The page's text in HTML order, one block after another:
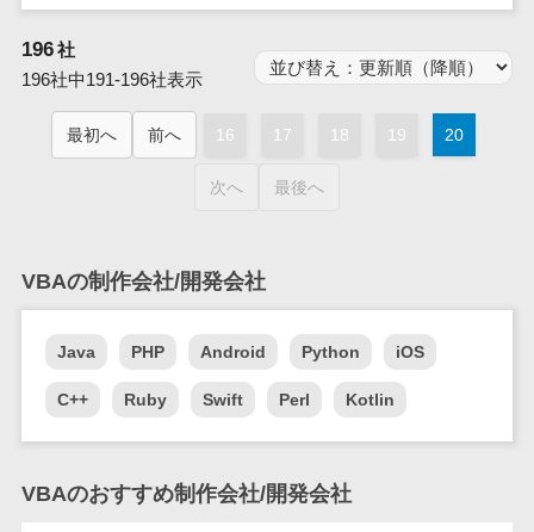
業務全般
業務標準化ツール>
FAX配信システム>
BPMツール>
ChatGPTサービス>
ワークフローシステム>
物品管理システム>
理システム
ツール
ー代行サービス
析システム
FAQシステム
ション
オンラインス
ファイル転送
196社
196社中191-196社表示
最初へ 前へ 16 17 18 19 20
次へ 最後へ
VBAの制作会社/開発会社
Java PHP Android Python iOS
C++ Ruby Swift Perl Kotlin
VBAのおすすめ制作会社/開発会社